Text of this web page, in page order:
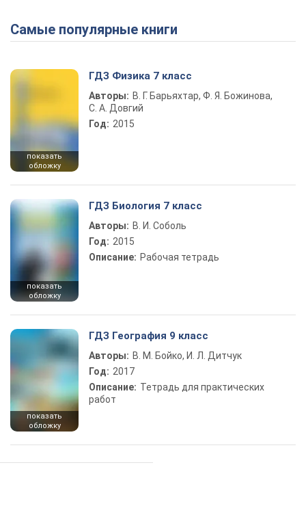
Play Video
Самые популярные книги
показать
обложку
ГДЗ Физика 7 класс
Авторы: В. Г. Барьяхтар, Ф. Я. Божинова,
С. А. Довгий
Год: 2015
показать
обложку
ГДЗ Биология 7 класс
Авторы: В. И. Соболь
Год: 2015
Описание: Рабочая тетрадь
показать
обложку
ГДЗ География 9 класс
Авторы: В. М. Бойко, И. Л. Дитчук
Год: 2017
Описание: Тетрадь для практических
работ